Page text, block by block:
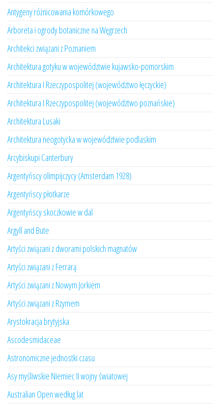
Antygeny różnicowania komórkowego
Arboreta i ogrody botaniczne na Węgrzech
Architekci związani z Poznaniem
Architektura gotyku w województwie kujawsko-pomorskim
Architektura I Rzeczypospolitej (województwo łęczyckie)
Architektura I Rzeczypospolitej (województwo poznańskie)
Architektura Lusaki
Architektura neogotycka w województwie podlaskim
Arcybiskupi Canterbury
Argentyńscy olimpijczycy (Amsterdam 1928)
Argentyńscy płotkarze
Argentyńscy skoczkowie w dal
Argyll and Bute
Artyści związani z dworami polskich magnatów
Artyści związani z Ferrarą
Artyści związani z Nowym Jorkiem
Artyści związani z Rzymem
Arystokracja brytyjska
Ascodesmidaceae
Astronomiczne jednostki czasu
Asy myśliwskie Niemiec II wojny światowej
Australian Open według lat